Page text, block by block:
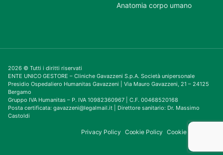
Anatomia corpo umano
2026 © Tutti i diritti riservati
ENTE UNICO GESTORE – Cliniche Gavazzeni S.p.A. Società unipersonale
Presidio Ospedaliero Humanitas Gavazzeni | Via Mauro Gavazzeni, 21 – 24125
Bergamo
Gruppo IVA Humanitas – P. IVA 10982360967 | C.F. 00468520168
Posta certificata: gavazzeni@legalmail.it | Direttore sanitario: Dr. Massimo
Castoldi
Privacy Policy Cookie Policy Cookie Consent